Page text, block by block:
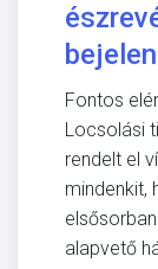
Fontos
Locsolási
rendelt el
mindenkit,
alapvető